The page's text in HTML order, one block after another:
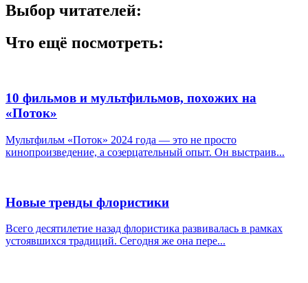
Выбор читателей:
Что ещё посмотреть:
10 фильмов и мультфильмов, похожих на
«Поток»
Мультфильм «Поток» 2024 года — это не просто
кинопроизведение, а созерцательный опыт. Он выстраив...
Новые тренды флористики
Всего десятилетие назад флористика развивалась в рамках
устоявшихся традиций. Сегодня же она пере...